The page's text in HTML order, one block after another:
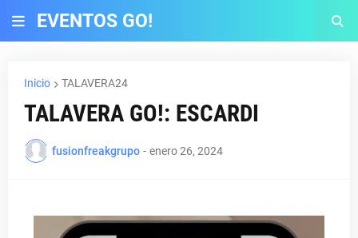
EVENTOS GO!
Inicio TALAVERA24
TALAVERA GO!: ESCARDI
fusionfreakgrupo - enero 26, 2024